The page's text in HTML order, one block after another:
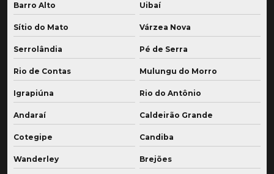
Barro Alto Uibaí
Sítio do Mato Várzea Nova
Serrolândia Pé de Serra
Rio de Contas Mulungu do Morro
Igrapiúna Rio do Antônio
Andaraí Caldeirão Grande
Cotegipe Candiba
Wanderley Brejões